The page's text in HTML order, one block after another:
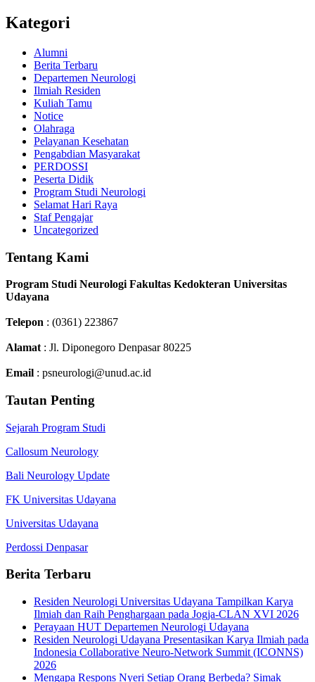
Kategori
Alumni
Berita Terbaru
Departemen Neurologi
Ilmiah Residen
Kuliah Tamu
Notice
Olahraga
Pelayanan Kesehatan
Pengabdian Masyarakat
PERDOSSI
Peserta Didik
Program Studi Neurologi
Selamat Hari Raya
Staf Pengajar
Uncategorized
Tentang Kami
Program Studi Neurologi Fakultas Kedokteran Universitas
Udayana
Telepon : (0361) 223867
Alamat : Jl. Diponegoro Denpasar 80225
Email : psneurologi@unud.ac.id
Tautan Penting
Sejarah Program Studi
Callosum Neurology
Bali Neurology Update
FK Universitas Udayana
Universitas Udayana
Perdossi Denpasar
Berita Terbaru
Residen Neurologi Universitas Udayana Tampilkan Karya
Ilmiah dan Raih Penghargaan pada Jogja-CLAN XVI 2026
Perayaan HUT Departemen Neurologi Udayana
Residen Neurologi Udayana Presentasikan Karya Ilmiah pada
Indonesia Collaborative Neuro-Network Summit (ICONNS)
2026
Mengapa Respons Nyeri Setiap Orang Berbeda? Simak